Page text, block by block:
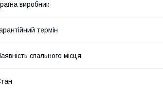
виробник
термін
спального місця